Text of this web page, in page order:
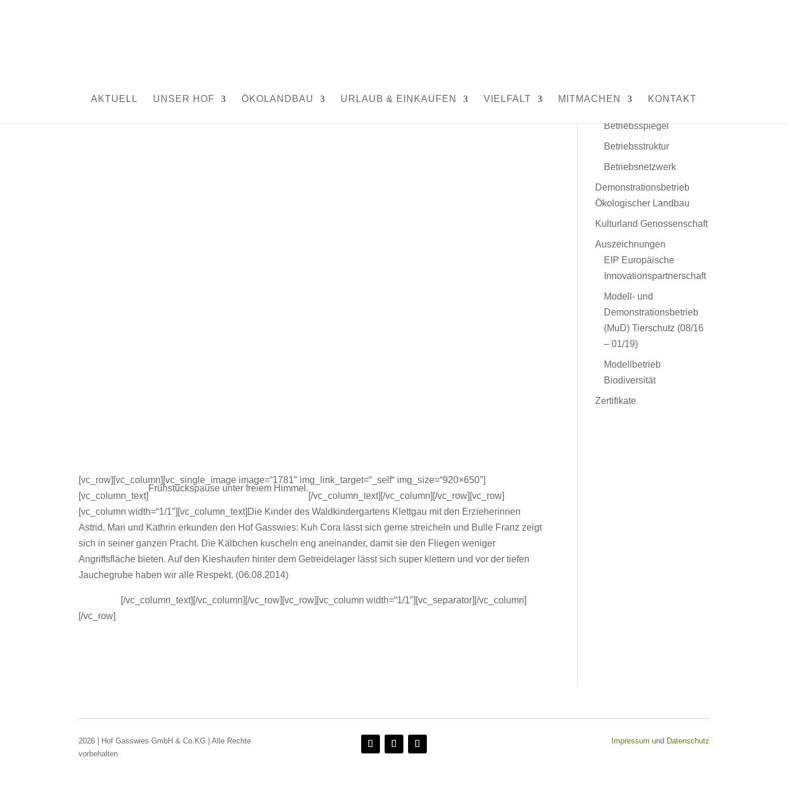
AKTUELL UNSER HOF ÖKOLANDBAU URLAUB & EINKAUFEN VIELFALT MITMACHEN KONTAKT
[vc_row][vc_column][vc_single_image image=“1781″ img_link_target=“_self“ img_size=“920×650″]
[vc_column_text]
Frühstückspause unter freiem Himmel.
[/vc_column_text][/vc_column][/vc_row][vc_row]
[vc_column width=“1/1″][vc_column_text]Die Kinder des Waldkindergartens Klettgau mit den Erzieherinnen
Astrid, Mari und Kathrin erkunden den Hof Gasswies: Kuh Cora lässt sich gerne streicheln und Bulle Franz zeigt
sich in seiner ganzen Pracht. Die Kälbchen kuscheln eng aneinander, damit sie den Fliegen weniger
Angriffsfläche bieten. Auf den Kieshaufen hinter dem Getreidelager lässt sich super klettern und vor der tiefen
Jauchegrube haben wir alle Respekt. (06.08.2014)
[/vc_column_text][/vc_column][/vc_row][vc_row][vc_column width=“1/1″][vc_separator][/vc_column]
[/vc_row]
Betriebsspiegel
Betriebsstruktur
Betriebsnetzwerk
Demonstrationsbetrieb
Ökologischer Landbau
Kulturland Genossenschaft
Auszeichnungen
EIP Europäische
Innovationspartnerschaft
Modell- und
Demonstrationsbetrieb
(MuD) Tierschutz (08/16
– 01/19)
Modellbetrieb
Biodiversität
Zertifikate
2026 | Hof Gasswies GmbH & Co.KG | Alle Rechte
vorbehalten
Impressum und Datenschutz